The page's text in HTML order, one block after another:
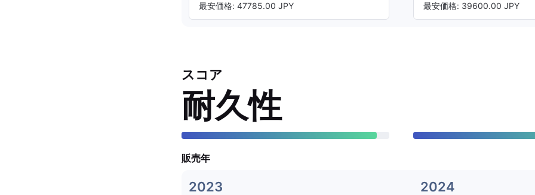
最安価格: 47785.00 JPY 最安価格: 39600.00 JPY
スコア
耐久性
販売年
2023 2024